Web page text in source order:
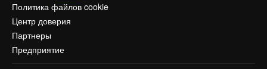
Политика файлов cookie
Центр доверия
Партнеры
Предприятие